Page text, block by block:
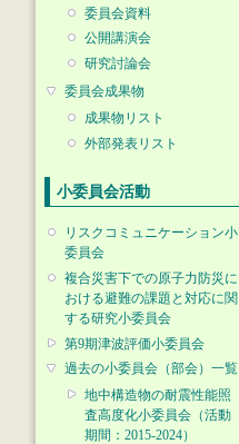
委員会資料
公開講演会
研究討論会
委員会成果物
成果物リスト
外部発表リスト
小委員会活動
リスクコミュニケーション小
委員会
複合災害下での原子力防災に
おける避難の課題と対応に関
する研究小委員会
第9期津波評価小委員会
過去の小委員会（部会）一覧
地中構造物の耐震性能照
査高度化小委員会（活動
期間：2015-2024）